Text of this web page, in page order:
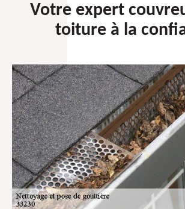
Votre expert
toiture à la